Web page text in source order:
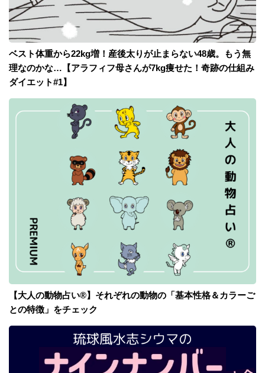
ベスト体重から22kg増！産後太りが止まらない48歳。もう無
理なのかな…【アラフィフ母さんが7kg痩せた！奇跡の仕組み
ダイエット#1】
【大人の動物占い®】それぞれの動物の「基本性格＆カラーご
との特徴」をチェック